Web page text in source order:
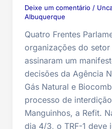
Deixe um comentário /
Albuquerque
Quatro Frentes
organizações do
assinaram um
decisões da Agência
Gás Natural e
processo de
Manguinhos, a Refit.
dia 4/3, o TRF-1 deve